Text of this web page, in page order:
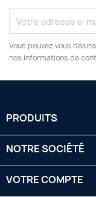
Vous pouvez vous
nos informations de
PRODUITS
NOTRE SOCIÉTÉ
VOTRE COMPTE